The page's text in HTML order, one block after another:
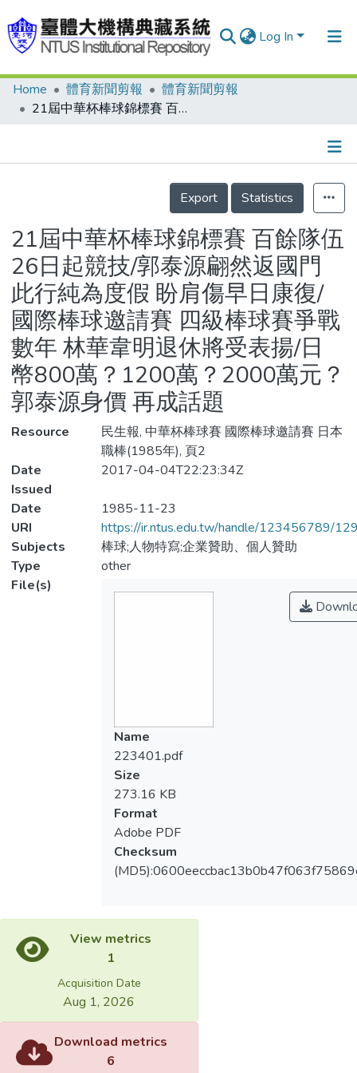
Log In
Communities & Collections
Statistics
Home 體育新聞剪報
體育新聞剪報
21屆中華杯棒球錦標賽 百餘隊伍26日起競技/郭泰源翩然返國門 此行純為度假 盼肩傷早日康復/國際棒球邀請賽 四級棒球賽爭戰數年 林華韋明退休將受表揚/日幣800萬？1200萬？2000萬元？郭泰源身價 再成話題
Details
Export
Statistics
21屆中華杯棒球錦標賽 百餘隊伍
26日起競技/郭泰源翩然返國門
此行純為度假 盼肩傷早日康復/
國際棒球邀請賽 四級棒球賽爭戰
數年 林華韋明退休將受表揚/日
幣800萬？1200萬？2000萬元？
郭泰源身價 再成話題
Resource
民生報, 中華杯棒球賽 國際棒球邀請賽 日本
職棒(1985年), 頁2
Date
Issued
2017-04-04T22:23:34Z
Date
1985-11-23
URI
https://ir.ntus.edu.tw/handle/123456789/
Subjects
棒球;人物特寫;企業贊助、個人贊助
Type
other
File(s)
Name
223401.pdf
Size
273.16 KB
Format
Adobe PDF
Checksum
View metrics
1
Acquisition Date
Aug 1, 2026
Download metrics
6